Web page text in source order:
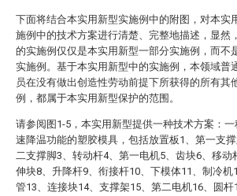
下面将结合本实用新型实施例中的附图，对本实
施例中的技术方案进行清楚、完整地描述，显然
的实施例仅仅是本实用新型一部分实施例，而不
实施例。基于本实用新型中的实施例，本领域普
员在没有做出创造性劳动前提下所获得的所有其
例，都属于本实用新型保护的范围。
请参阅图1-5，本实用新型提供一种技术方案：
速降温功能的塑胶模具，包括放置板1、第一支
二支撑脚3、转动杆4、第一电机5、齿块6、移动
伸块8、升降杆9、衔接杆10、下模体11、制冷机
管13、连接块14、支撑架15、第二电机16、圆杆